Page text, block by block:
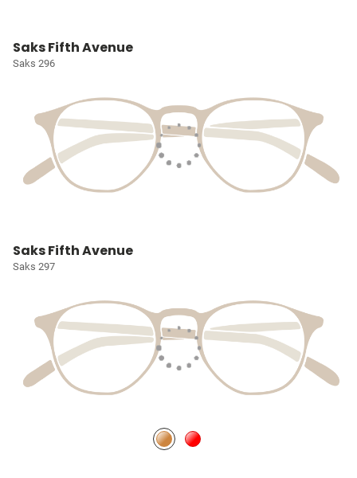
Saks Fifth Avenue
Saks 296
Saks Fifth Avenue
Saks 297